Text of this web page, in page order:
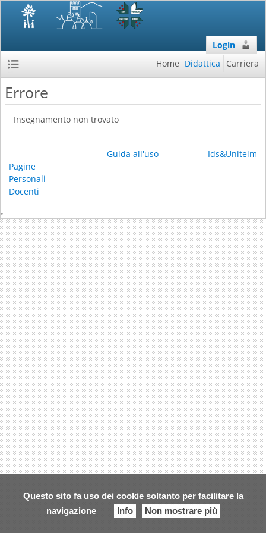
Questo sito fa uso dei cookie soltanto per facilitare la
navigazione
Info Non mostrare più
Login
Home Didattica Carriera
Errore
Insegnamento non trovato
Pagine
Personali
Docenti
Guida all'uso Ids&Unitelm